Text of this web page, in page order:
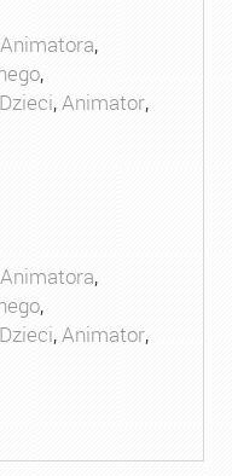
,
,
,Animator,
,
,
,Animator,